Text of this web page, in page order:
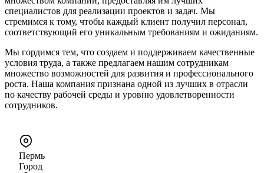
специалистов для реализации проектов и задач. Мы
стремимся к тому, чтобы каждый клиент получил персонал,
соответствующий его уникальным требованиям и ожиданиям.
Мы гордимся тем, что создаем и поддерживаем качественные
условия труда, а также предлагаем нашим сотрудникам
множество возможностей для развития и профессионального
роста. Наша компания признана одной из лучших в отрасли
по качеству рабочей среды и уровню удовлетворенности
сотрудников.
Пермь
Город